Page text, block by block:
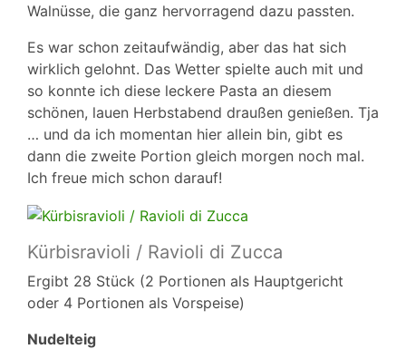
Walnüsse, die ganz hervorragend dazu passten.
Es war schon zeitaufwändig, aber das hat sich
wirklich gelohnt. Das Wetter spielte auch mit und
so konnte ich diese leckere Pasta an diesem
schönen, lauen Herbstabend draußen genießen. Tja
… und da ich momentan hier allein bin, gibt es
dann die zweite Portion gleich morgen noch mal.
Ich freue mich schon darauf!
Kürbisravioli / Ravioli di Zucca
Ergibt 28 Stück (2 Portionen als Hauptgericht
oder 4 Portionen als Vorspeise)
Nudelteig